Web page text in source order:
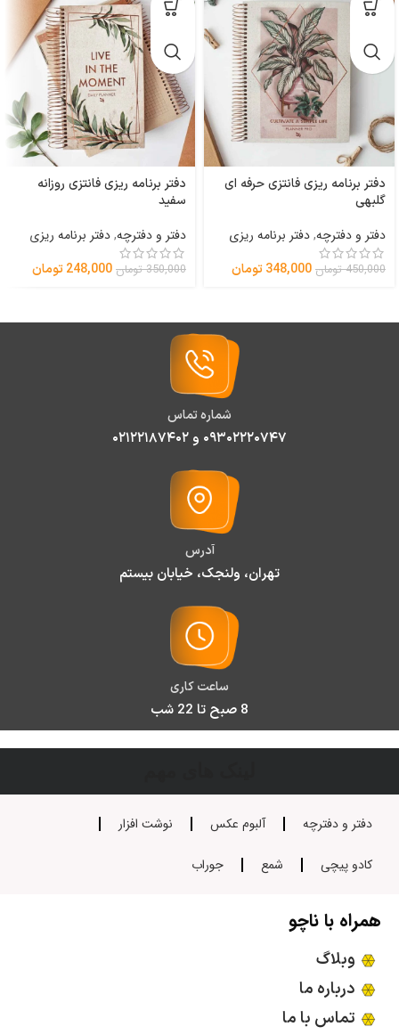
دفتر برنامه ریزی فانتزی حرفه ای
گلبهی
دفتر و دفترچه,دفتر برنامه ریزی
450,000 تومان 348,000تومان
دفتر برنامه ریزی فانتزی روزانه
سفید
دفتر و دفترچه,دفتر برنامه ریزی
350,000 تومان 248,000تومان
شماره تماس
۰۹۳۰۲۲۲۰۷۴۷ و ۰۲۱۲۲۱۸۷۴۰۲
آدرس
تهران، ولنجک، خیابان بیستم
ساعت کاری
8 صبح تا 22 شب
دفتر و دفترچه آلبوم عکس نوشت افزار
کادو پیچی شمع جوراب
همراه با ناچو
وبلاگ
درباره ما
تماس با ما